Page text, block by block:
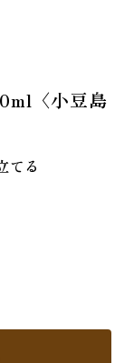
〈小豆島
てる